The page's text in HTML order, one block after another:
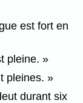
est fort en
pleine.
pleines.
durant six